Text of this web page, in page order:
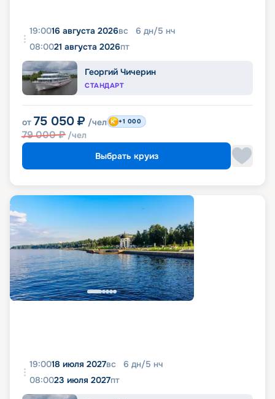
19:0016 августа 2026вс 6 дн/5 нч
08:0021 августа 2026пт
Георгий Чичерин
СТАНДАРТ
от 75 050 ₽ /чел
79 000₽ /чел
+1 000
Выбрать круиз
19:0018 июля 2027вс 6 дн/5 нч
08:0023 июля 2027пт